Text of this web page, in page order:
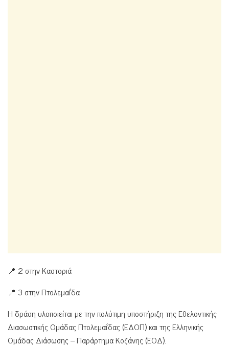
📍 2 στην Καστοριά
📍 3 στην Πτολεμαΐδα
Η δράση υλοποιείται με την πολύτιμη υποστήριξη της Εθελοντικής
Διασωστικής Ομάδας Πτολεμαΐδας (ΕΔΟΠ) και της Ελληνικής
Ομάδας Διάσωσης – Παράρτημα Κοζάνης (ΕΟΔ).